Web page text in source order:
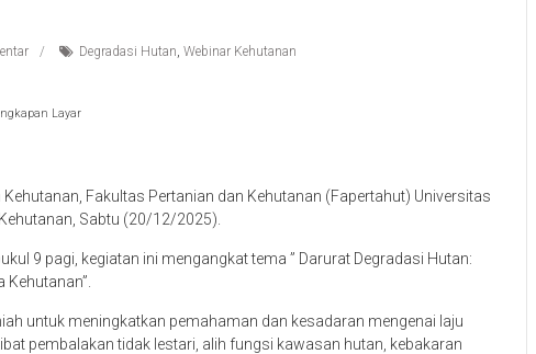
Degradasi Hutan Webinar Kehutanan
Layar
Kehutanan, Fakultas Pertanian dan Kehutanan (Fapertahut) Universitas
Sabtu (20/12/2025).
9 pagi, kegiatan ini mengangkat tema ” Darurat Degradasi Hutan:
untuk meningkatkan pemahaman dan kesadaran mengenai laju
pembalakan tidak lestari, alih fungsi kawasan hutan, kebakaran